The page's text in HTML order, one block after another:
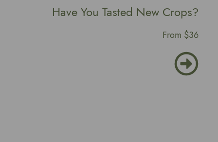
Have You Tasted New Crops?
From $36